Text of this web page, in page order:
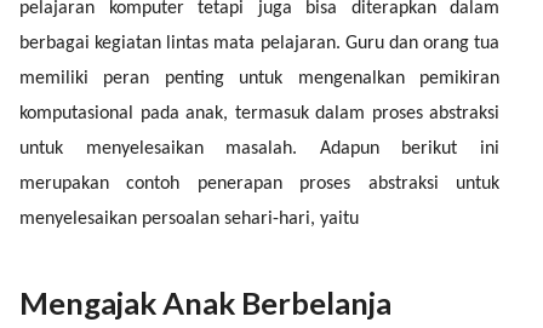
pelajaran komputer tetapi juga bisa diterapkan dalam
berbagai kegiatan lintas mata pelajaran. Guru dan orang tua
memiliki peran penting untuk mengenalkan pemikiran
komputasional pada anak, termasuk dalam proses abstraksi
untuk menyelesaikan masalah. Adapun berikut ini
merupakan contoh penerapan proses abstraksi untuk
menyelesaikan persoalan sehari-hari, yaitu
Mengajak Anak Berbelanja